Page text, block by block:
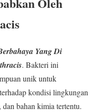
Yang Di
. Bakteri ini
unik untuk
kondisi lingkungan
bahan kimia tertentu.